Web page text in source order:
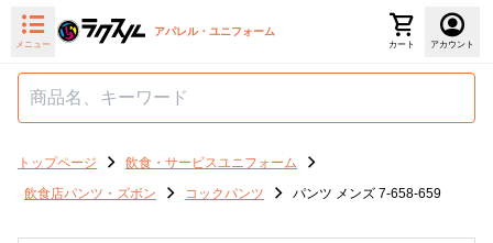
メニュー
アパレル・ユニフォーム
カート アカウント
トップページ
飲食・サービスユニフォーム
飲食店パンツ・ズボン
コックパンツ パンツ メンズ 7-658-659